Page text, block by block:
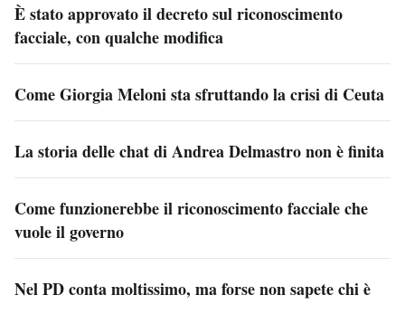
È stato approvato il decreto sul riconoscimento
facciale, con qualche modifica
Come Giorgia Meloni sta sfruttando la crisi di Ceuta
La storia delle chat di Andrea Delmastro non è finita
Come funzionerebbe il riconoscimento facciale che
vuole il governo
Nel PD conta moltissimo, ma forse non sapete chi è